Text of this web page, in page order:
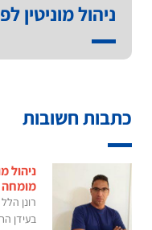
ניהול מוניטין
כתבות חשובות
ניהול
בעידן